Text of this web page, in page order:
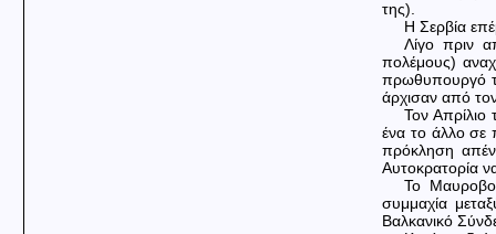
της).
Η Σερβία
Λίγο πριν
πολέμους)
πρωθυπουργό
άρχισαν από
Τον
ένα το άλλο σε
πρόκληση
Αυτοκρατορία
Το
συμμαχία
Βαλκανικό